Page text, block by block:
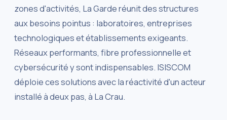
zones d'activités, La Garde réunit des structures
aux besoins pointus : laboratoires, entreprises
technologiques et établissements exigeants.
Réseaux performants, fibre professionnelle et
cybersécurité y sont indispensables. ISISCOM
déploie ces solutions avec la réactivité d'un acteur
installé à deux pas, à La Crau.